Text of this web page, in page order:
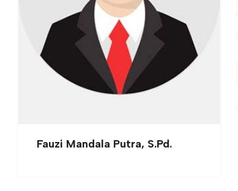
Fauzi Mandala Putra, S.Pd.